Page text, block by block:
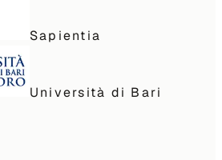
Sapientia
Università di Bari